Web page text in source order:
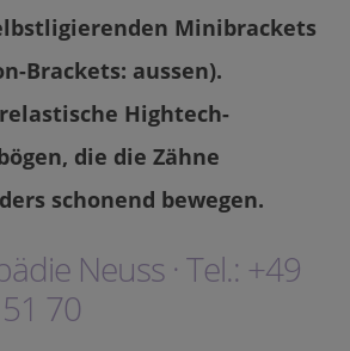
Minibrackets
Brackets: aussen).
Hightech-
die die Zähne
schonend bewegen.
Neuss · Tel.: +49
70